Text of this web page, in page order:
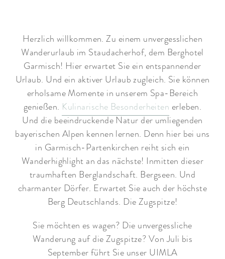
Herzlich willkommen. Zu einem unvergesslichen
Wanderurlaub im Staudacherhof, dem Berghotel
Garmisch! Hier erwartet Sie ein entspannender
Urlaub. Und ein aktiver Urlaub zugleich. Sie können
erholsame Momente in unserem Spa-Bereich
genießen. Kulinarische Besonderheiten erleben.
Und die beeindruckende Natur der umliegenden
bayerischen Alpen kennen lernen. Denn hier bei uns
in Garmisch-Partenkirchen reiht sich ein
Wanderhighlight an das nächste! Inmitten dieser
traumhaften Berglandschaft. Bergseen. Und
charmanter Dörfer. Erwartet Sie auch der höchste
Berg Deutschlands. Die Zugspitze!
Sie möchten es wagen? Die unvergessliche
Wanderung auf die Zugspitze? Von Juli bis
September führt Sie unser UIMLA